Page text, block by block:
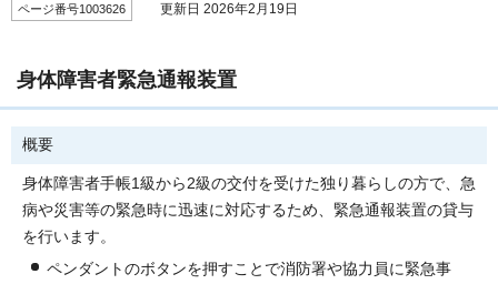
ページ番号1003626 更新日 2026年2月19日
身体障害者緊急通報装置
概要
身体障害者手帳1級から2級の交付を受けた独り暮らしの方で、急
病や災害等の緊急時に迅速に対応するため、緊急通報装置の貸与
を行います。
ペンダントのボタンを押すことで消防署や協力員に緊急事